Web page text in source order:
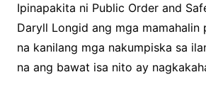
Ipinapakita ni Public Order and
Daryll Longid ang mga mamahalin
na kanilang mga nakumpiska sa
na ang bawat isa nito ay